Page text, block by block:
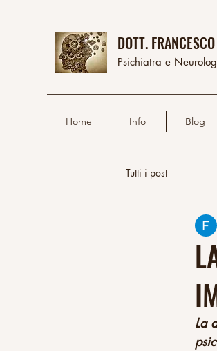
DOTT.
Psichiatra e
Home Info Blog
Tutti i post
La